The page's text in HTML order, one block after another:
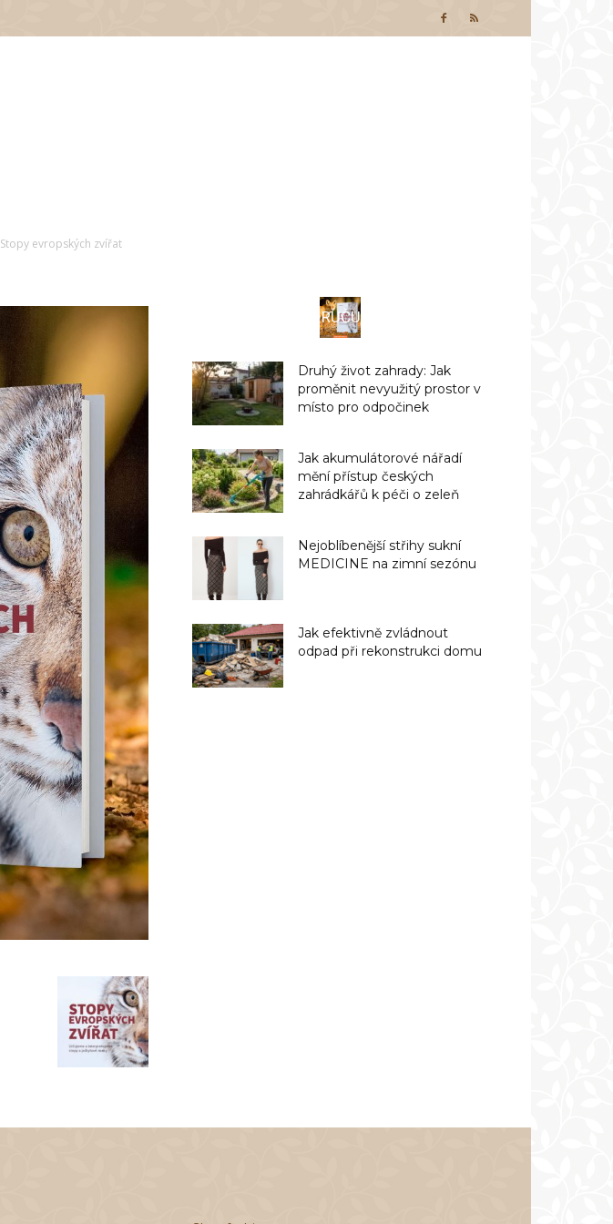
Stopy evropských zvířat
DOPORUČUJEME
Druhý život zahrady: Jak
proměnit nevyužitý prostor v
místo pro odpočinek
Jak akumulátorové nářadí
mění přístup českých
zahrádkářů k péči o zeleň
Nejoblíbenější střihy sukní
MEDICINE na zimní sezónu
Jak efektivně zvládnout
odpad při rekonstrukci domu